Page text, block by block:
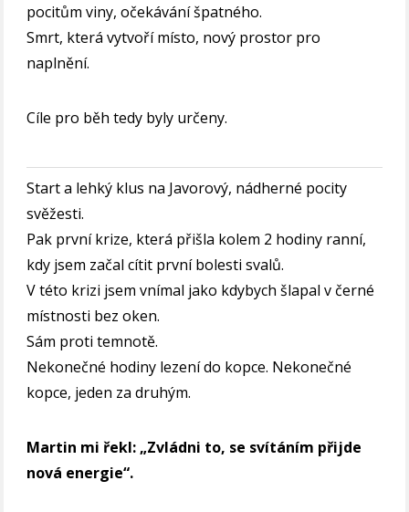
pocitům viny, očekávání špatného.
Smrt, která vytvoří místo, nový prostor pro
naplnění.
Cíle pro běh tedy byly určeny.
Start a lehký klus na Javorový, nádherné pocity
svěžesti.
Pak první krize, která přišla kolem 2 hodiny ranní,
kdy jsem začal cítit první bolesti svalů.
V této krizi jsem vnímal jako kdybych šlapal v černé
místnosti bez oken.
Sám proti temnotě.
Nekonečné hodiny lezení do kopce. Nekonečné
kopce, jeden za druhým.
Martin mi řekl: „Zvládni to, se svítáním přijde
nová energie“.